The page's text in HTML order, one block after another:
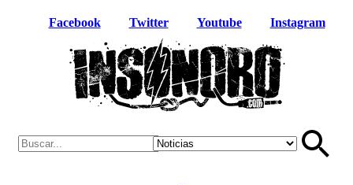
Facebook Twitter Youtube Instagram